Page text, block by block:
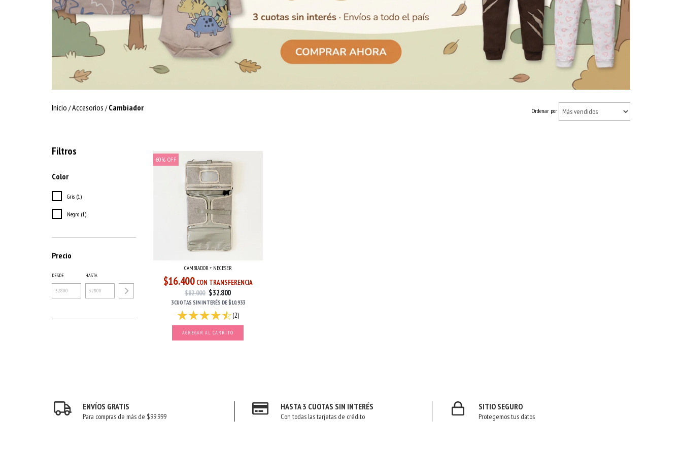
Inicio /Accesorios / Cambiador Ordenar por
Filtros
Color
Gris (1)
Negro (1)
Precio
DESDE HASTA
60% OFF
CAMBIADOR + NECESER
$16.400 CON TRANSFERENCIA
$82.000 $32.800
3 CUOTAS SIN INTERÉS DE$10.933
(2)
AGREGAR AL CARRITO
ENVÍOS GRATIS
Para compras de más de $99.999
HASTA 3 CUOTAS SIN INTERÉS
Con todas las tarjetas de crédito
SITIO SEGURO
Protegemos tus datos